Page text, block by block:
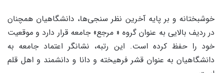
خوشبختانه و بر پایه آخرین نظر سنجی‌ها، دانشگاهیان همچنان
در ردیف بالایی به عنوان گروه‌ « مرجع» جامعه قرار دارد و موقعیت
خود را حفظ کرده است. این رتبه، نشانگر اعتماد جامعه به
دانشگاهیان به عنوان قشر فرهیخته و دانا و دانشمند و اهل قلم